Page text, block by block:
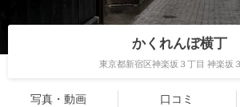
かくれんぼ横丁
東京都新宿区神楽坂３丁目 神楽坂
写真・動画 口コミ